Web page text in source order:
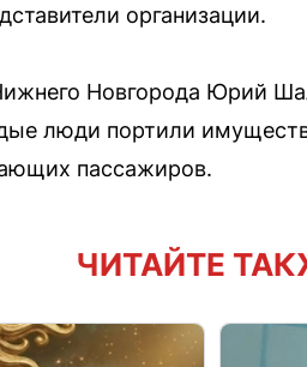
организации.
Новгорода Юрий
люди портили
пассажиров.
ЧИТАЙТЕ